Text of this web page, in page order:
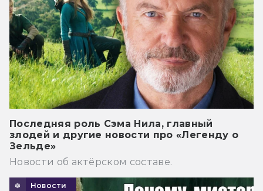
Последняя роль Сэма Нила, главный
злодей и другие новости про «Легенду о
Зельде»
Новости об актёрском составе.
Новости